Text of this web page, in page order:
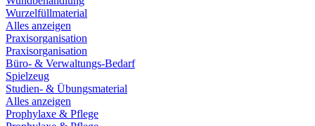
Wurzelfüllmaterial
Alles anzeigen
Praxisorganisation
Praxisorganisation
Büro- & Verwaltungs-Bedarf
Spielzeug
Studien- & Übungsmaterial
Alles anzeigen
Prophylaxe & Pflege